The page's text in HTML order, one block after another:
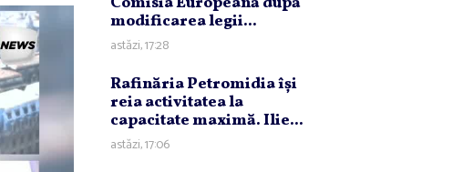
modificarea legii...
astăzi, 17:28
Rafinăria Petromidia îşi
reia activitatea la
capacitate maximă. Ilie...
astăzi, 17:06